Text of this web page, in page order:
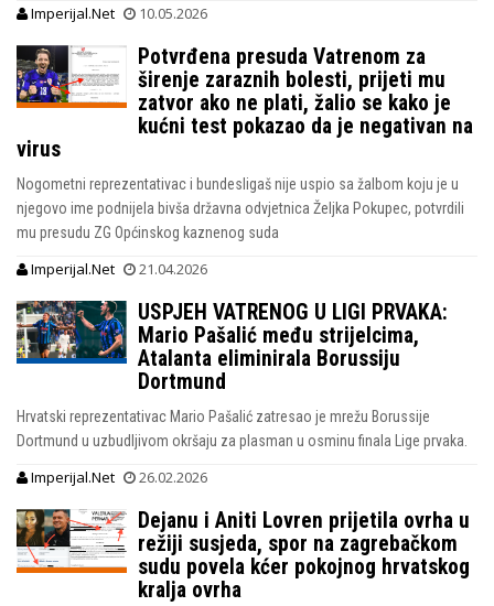
Imperijal.Net 10.05.2026
Potvrđena presuda Vatrenom za
širenje zaraznih bolesti, prijeti mu
zatvor ako ne plati, žalio se kako je
kućni test pokazao da je negativan na
virus
Nogometni reprezentativac i bundesligaš nije uspio sa žalbom koju je u
njegovo ime podnijela bivša državna odvjetnica Željka Pokupec, potvrdili
mu presudu ZG Općinskog kaznenog suda
Imperijal.Net 21.04.2026
USPJEH VATRENOG U LIGI PRVAKA:
Mario Pašalić među strijelcima,
Atalanta eliminirala Borussiju
Dortmund
Hrvatski reprezentativac Mario Pašalić zatresao je mrežu Borussije
Dortmund u uzbudljivom okršaju za plasman u osminu finala Lige prvaka.
Imperijal.Net 26.02.2026
Dejanu i Aniti Lovren prijetila ovrha u
režiji susjeda, spor na zagrebačkom
sudu povela kćer pokojnog hrvatskog
kralja ovrha